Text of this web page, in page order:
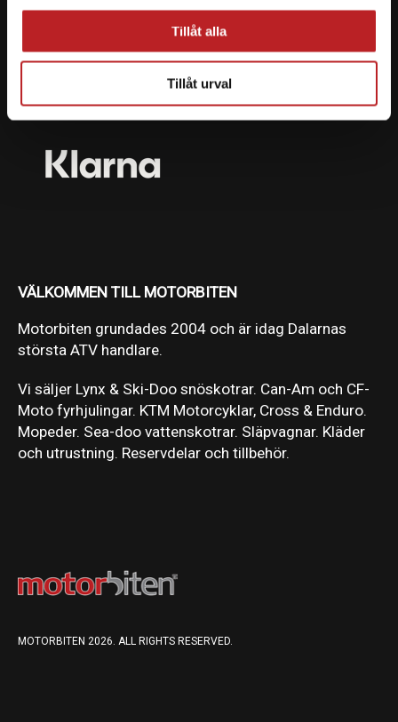
Tillåt alla
Tillåt urval
Vi erbjuder flera olika betalsätt. Dina köp är alltid
skyddade med krypteringsteknik.
VÄLKOMMEN TILL MOTORBITEN
Motorbiten grundades 2004 och är idag Dalarnas
största ATV handlare.
Vi säljer Lynx & Ski-Doo snöskotrar. Can-Am och CF-
Moto fyrhjulingar. KTM Motorcyklar, Cross & Enduro.
Mopeder. Sea-doo vattenskotrar. Släpvagnar. Kläder
och utrustning. Reservdelar och tillbehör.
MOTORBITEN 2026. ALL RIGHTS RESERVED.